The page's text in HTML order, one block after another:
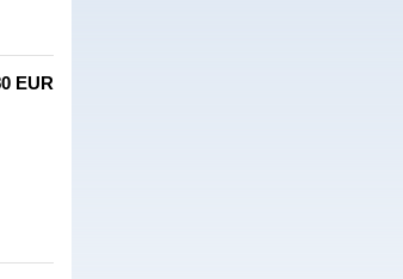
EUR